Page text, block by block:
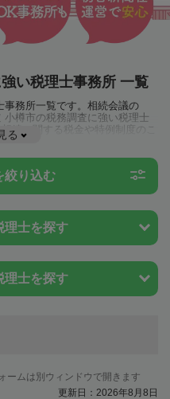
い税理士事務所 一覧
務所一覧です。相続会議の
小樽市の税務調査に強い税理士
続に関する税金や特例制度のこ
ょう。
る
絞り込む
理士を探す
理士を探す
ームは別ウィンドウで開きます
更新日：2026年8月8日